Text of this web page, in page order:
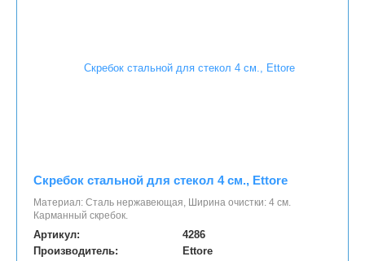
Скребок стальной для стекол 4 см., Ettore
Материал: Сталь нержавеющая, Ширина очистки: 4 см.
Карманный скребок.
Артикул:
4286
Производитель:
Ettore